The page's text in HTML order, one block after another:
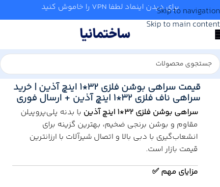
Skip to navigation
Skip to main content
برای دیدن اینماد لطفا VPN را خاموش کنید
آب و تاسیسات
قیمت سراهی بوشن فلزی 32*1 اینچ آذین | خرید
سراهی ناف فلزی 32*1 اینچ آذین + ارسال فوری
سراهی بوشن فلزی 32*1 اینچ آذین
با بدنه پلی‌پروپیلن
مقاوم و بوشن برنجی ضخیم، بهترین گزینه برای
انشعاب‌گیری با دبی بالا و اتصال شیرآلات با ارزانترین
قیمت بازار است.
مزایای مهم ✅